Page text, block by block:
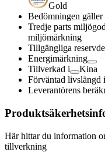
Gold
Bedömningen gäller
Tredje parts
miljömärkning
Tillgängliga
Energimärkning
Tillverkad i
Kina
Förväntad livslängd
Leverantörens
Här hittar du information
tillverkning